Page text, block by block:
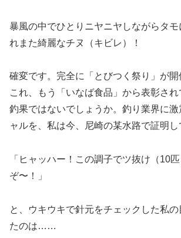
暴風の中でひとりニヤニヤしながらタモ
れまた綺麗なチヌ（キビレ）！
確変です。完全に「とびつく祭り」が開
これ、もう「いなば食品」から表彰さ
釣果ではないでしょうか。釣り業界に
ャルを、私は今、尼崎の某水路で証明し
「ヒャッハー！この調子でツ抜け（10
ぞ〜！」
と、ウキウキで針元をチェックした私
たのは……